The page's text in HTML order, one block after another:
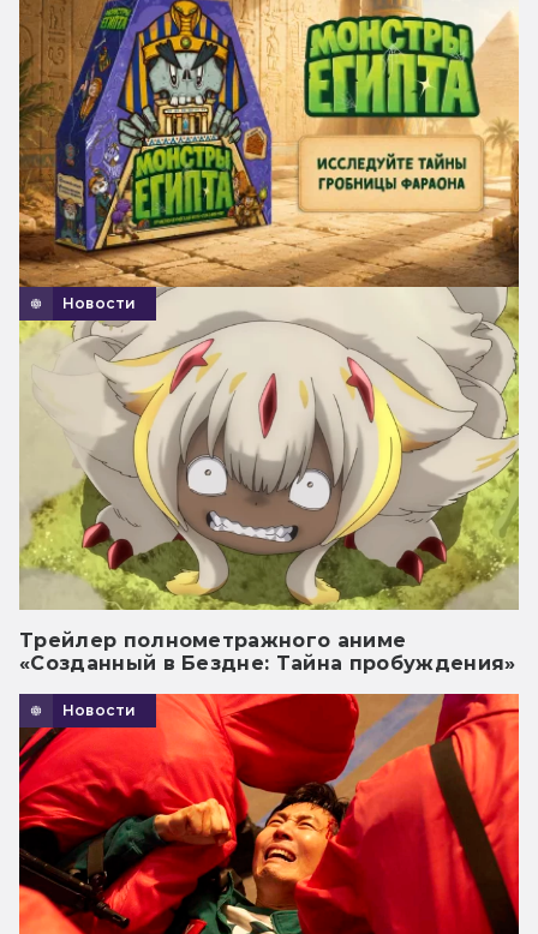
Новости
Трейлер полнометражного аниме
«Созданный в Бездне: Тайна пробуждения»
Новости